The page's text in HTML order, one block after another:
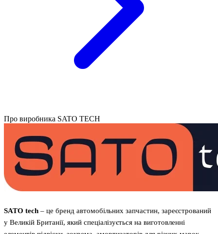
Про виробника SATO TECH
SATO tech – це бренд автомобільних запчастин, зареєстрований
у Великій Британії, який спеціалізується на виготовленні